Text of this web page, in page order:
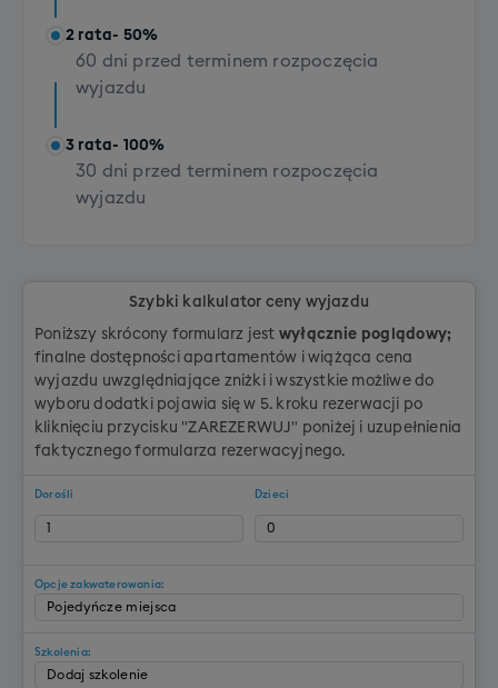
Transport kompletu sprzętu z butami (dla osób z
+ 200 PLN
2 rata- 50%
60 dni przed terminem rozpoczęcia
wyjazdu
3 rata- 100%
30 dni przed terminem rozpoczęcia
wyjazdu
Szybki kalkulator ceny wyjazdu
Poniższy skrócony formularz jest wyłącznie poglądowy;
finalne dostępności apartamentów i wiążąca cena
wyjazdu uwzględniające zniżki i wszystkie możliwe do
wyboru dodatki pojawia się w 5. kroku rezerwacji po
kliknięciu przycisku "ZAREZERWUJ" poniżej i uzupełnienia
faktycznego formularza rezerwacyjnego.
Dorośli Dzieci
Opcje zakwaterowania:
Szkolenia: